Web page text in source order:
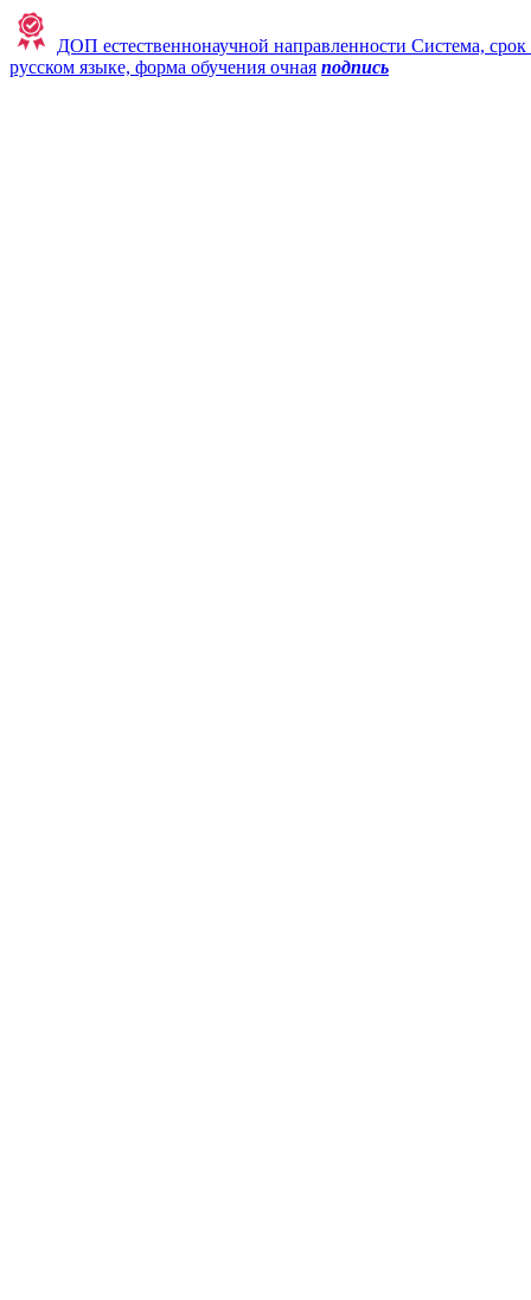
ДОП естественнонаучной направленности Система, срок
русском языке, форма обучения очная подпись